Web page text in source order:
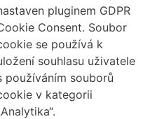
pluginem GDPR
Consent. Soubor
se používá k
souhlasu uživatele
používáním souborů
v kategorii